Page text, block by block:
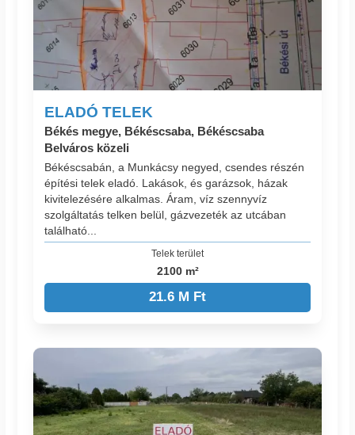
ELADÓ TELEK
Békés megye, Békéscsaba, Békéscsaba
Belváros közeli
Békéscsabán, a Munkácsy negyed, csendes részén
építési telek eladó. Lakások, és garázsok, házak
kivitelezésére alkalmas. Áram, víz szennyvíz
szolgáltatás telken belül, gázvezeték az utcában
található...
Telek terület
2100 m²
21.6 M Ft